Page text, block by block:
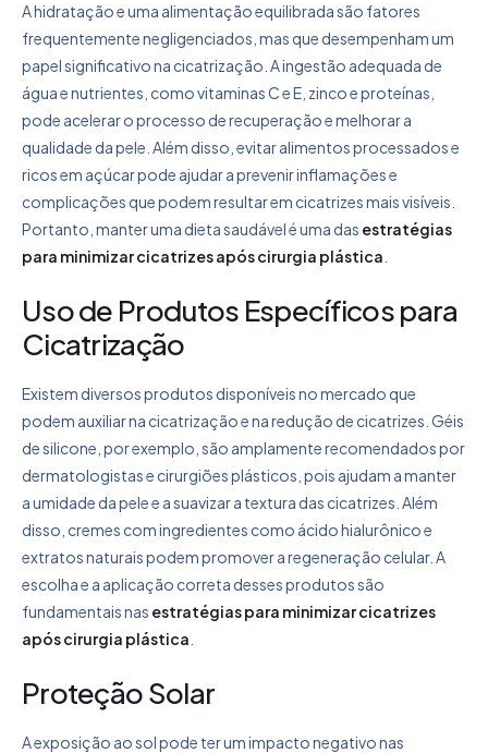
A hidratação e uma alimentação equilibrada são fatores
frequentemente negligenciados, mas que desempenham um
papel significativo na cicatrização. A ingestão adequada de
água e nutrientes, como vitaminas C e E, zinco e proteínas,
pode acelerar o processo de recuperação e melhorar a
qualidade da pele. Além disso, evitar alimentos processados e
ricos em açúcar pode ajudar a prevenir inflamações e
complicações que podem resultar em cicatrizes mais visíveis.
Portanto, manter uma dieta saudável é uma das estratégias
para minimizar cicatrizes após cirurgia plástica
Uso de Produtos Específicos para
Cicatrização
Existem diversos produtos disponíveis no mercado que
podem auxiliar na cicatrização e na redução de cicatrizes. Géis
de silicone, por exemplo, são amplamente recomendados por
dermatologistas e cirurgiões plásticos, pois ajudam a manter
a umidade da pele e a suavizar a textura das cicatrizes. Além
disso, cremes com ingredientes como ácido hialurônico e
extratos naturais podem promover a regeneração celular. A
escolha e a aplicação correta desses produtos são
fundamentais nas estratégias para minimizar cicatrizes
após cirurgia plástica
Proteção Solar
A exposição ao sol pode ter um impacto negativo nas